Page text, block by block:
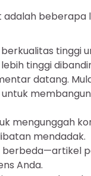
adalah beberapa
tinggi
tinggi
datang.
mengunggah
mendadak.
berbeda—artikel
Anda.